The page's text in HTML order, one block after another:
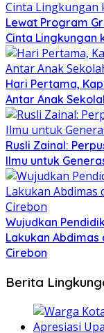
Lewat Program
Cinta Lingkungan
Hari Pertama,
Antar Anak
Rusli Zainal:
Ilmu untuk
Wujudkan
Lakukan Abdimas
Cirebon
Berita